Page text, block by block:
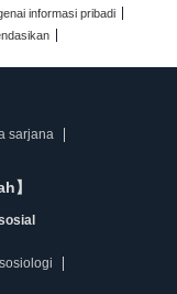
informasi pribadi
sarjana
】
sosiologi